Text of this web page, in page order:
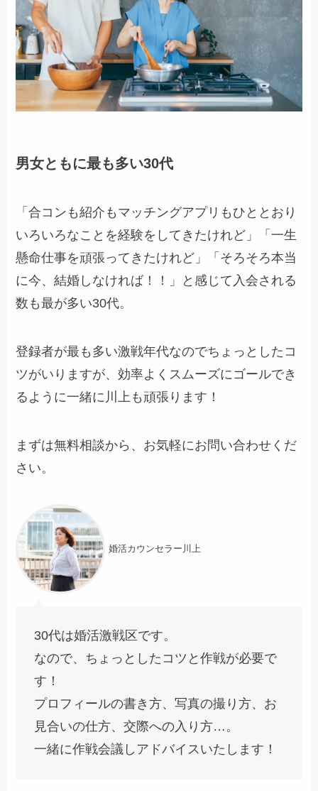
男女ともに最も多い30代
「合コンも紹介もマッチングアプリもひととおり
いろいろなことを経験をしてきたけれど」「一生
懸命仕事を頑張ってきたけれど」「そろそろ本当
に今、結婚しなければ！！」と感じて入会される
数も最が多い30代。
登録者が最も多い激戦年代なのでちょっとしたコ
ツがいりますが、効率よくスムーズにゴールでき
るように一緒に川上も頑張ります！
まずは無料相談から、お気軽にお問い合わせくだ
さい。
婚活カウンセラー川上
30代は婚活激戦区です。
なので、ちょっとしたコツと作戦が必要で
す！
プロフィールの書き方、写真の撮り方、お
見合いの仕方、交際への入り方…。
一緒に作戦会議しアドバイスいたします！